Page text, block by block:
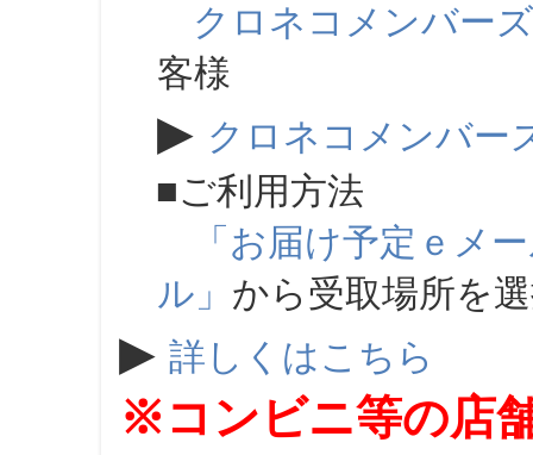
クロネコメンバーズ
客様
▶ クロネコメンバー
■ご利用方法
「お届け予定ｅメ
ル」 から受取場所を
▶ 詳しくはこちら
※コンビニ等の店